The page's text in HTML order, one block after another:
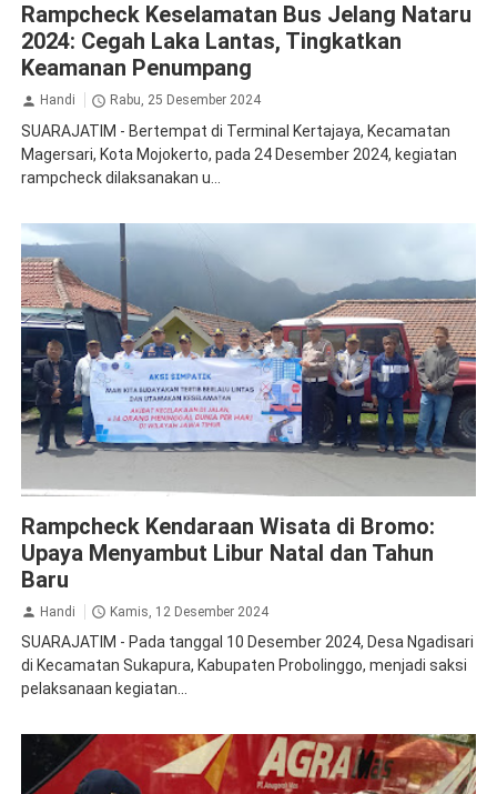
Rampcheck Keselamatan Bus Jelang Nataru
2024: Cegah Laka Lantas, Tingkatkan
Keamanan Penumpang
Handi Rabu, 25 Desember 2024
SUARAJATIM - Bertempat di Terminal Kertajaya, Kecamatan
Magersari, Kota Mojokerto, pada 24 Desember 2024, kegiatan
rampcheck dilaksanakan u...
Rampcheck Kendaraan Wisata di Bromo:
Upaya Menyambut Libur Natal dan Tahun
Baru
Handi Kamis, 12 Desember 2024
SUARAJATIM - Pada tanggal 10 Desember 2024, Desa Ngadisari
di Kecamatan Sukapura, Kabupaten Probolinggo, menjadi saksi
pelaksanaan kegiatan...